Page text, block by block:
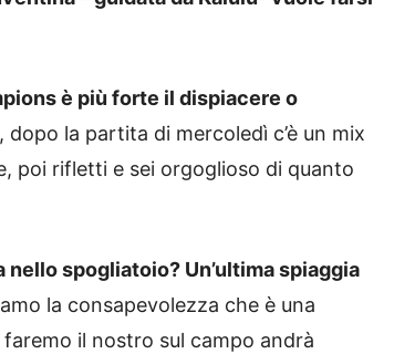
è più forte il dispiacere o
la partita di mercoledì c’è un mix
poi rifletti e sei orgoglioso di quanto
spogliatoio? Un’ultima spiaggia
la consapevolezza che è una
il nostro sul campo andrà